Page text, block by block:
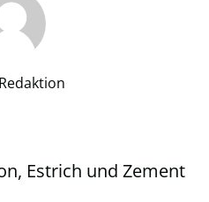
Estrich und Zement